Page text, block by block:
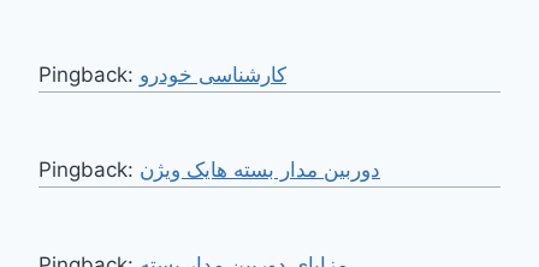
Pingback: کارشناسی خودرو
Pingback: دوربین مدار بسته هایک ویژن